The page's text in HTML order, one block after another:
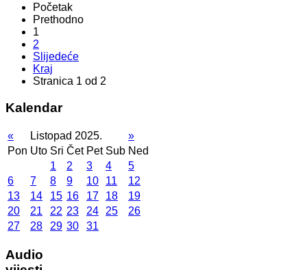
Početak
Prethodno
1
2
Slijedeće
Kraj
Stranica 1 od 2
Kalendar
« Listopad 2025.
»
Pon Uto Sri Čet Pet Sub Ned
1
2 3 4
5
6
7 8 9 10 11
12
13
14 15 16 17 18
19
20
21 22 23 24 25
26
27
28 29 30 31
Audio